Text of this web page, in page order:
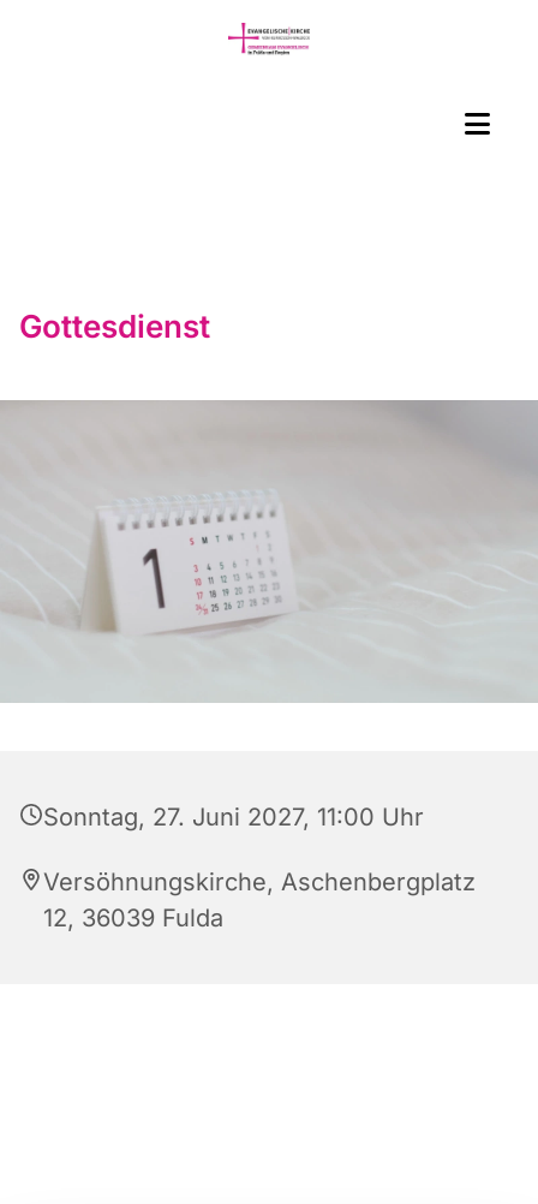
Gottesdienst
Sonntag, 27. Juni 2027, 11:00 Uhr
Versöhnungskirche, Aschenbergplatz
12, 36039 Fulda